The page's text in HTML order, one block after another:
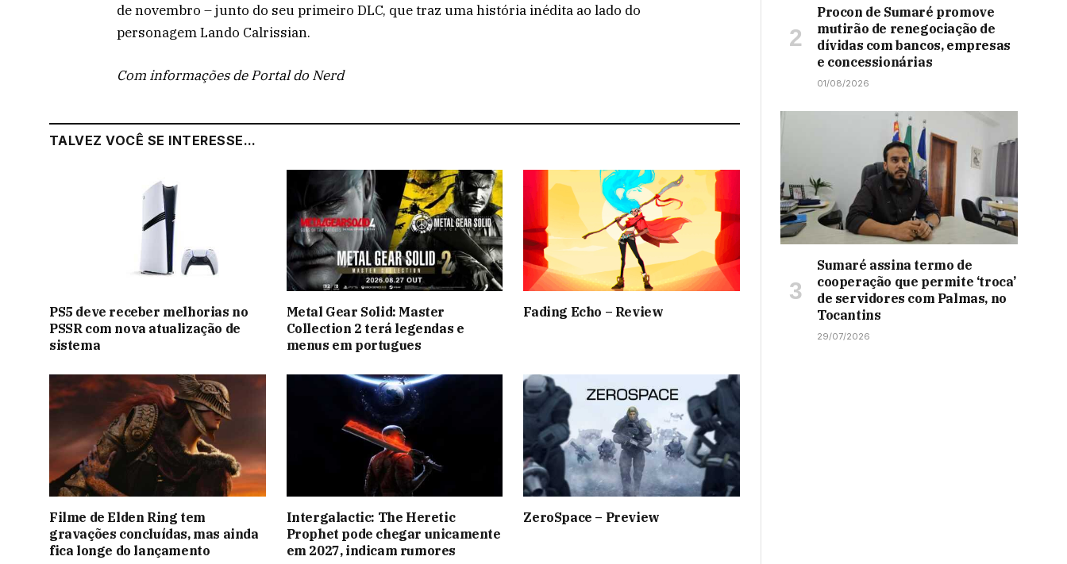
de novembro – junto do seu primeiro DLC, que traz uma história inédita ao lado do
personagem Lando Calrissian.
Com informações de Portal do Nerd
TALVEZ VOCÊ SE INTERESSE...
PS5 deve receber melhorias no
PSSR com nova atualização de
sistema
Metal Gear Solid: Master
Collection 2 terá legendas e
menus em portugues
Fading Echo – Review
Filme de Elden Ring tem
gravações concluídas, mas ainda
fica longe do lançamento
Intergalactic: The Heretic
Prophet pode chegar unicamente
em 2027, indicam rumores
ZeroSpace – Preview
Procon de Sumaré promove
mutirão de renegociação de
dívidas com bancos, empresas
e concessionárias
01/08/2026
Sumaré assina termo de
cooperação que permite ‘troca’
de servidores com Palmas, no
Tocantins
29/07/2026